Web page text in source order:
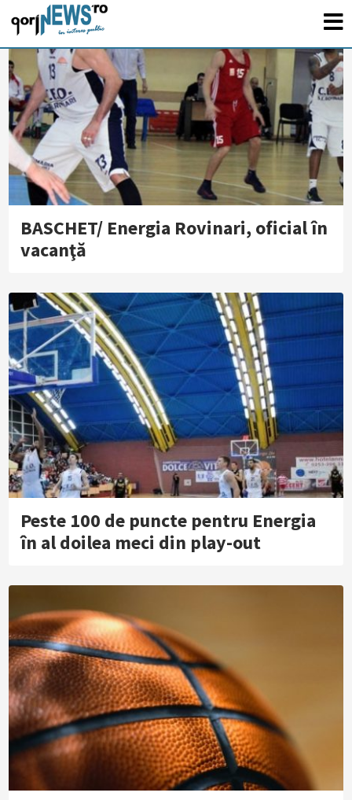
BASCHET/ Energia Rovinari, oficial în
vacanţă
Peste 100 de puncte pentru Energia
în al doilea meci din play-out